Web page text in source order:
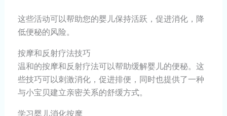
这些活动可以帮助您的婴儿保持活跃，促进消化，降
低便秘的风险。
按摩和反射疗法技巧
温和的按摩和反射疗法可以帮助缓解婴儿的便秘。这
些技巧可以刺激消化，促进排便，同时也提供了一种
与小宝贝建立亲密关系的舒缓方式。
学习婴儿消化按摩